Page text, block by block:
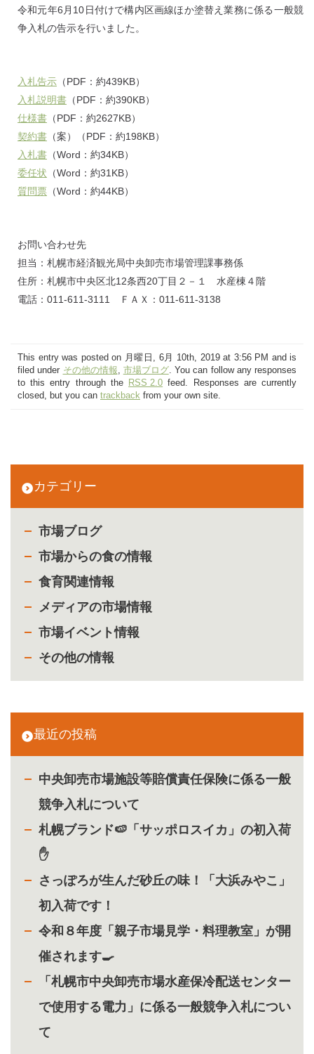
カテゴリー
市場ブログ
市場からの食の情報
食育関連情報
メディアの市場情報
市場イベント情報
その他の情報
最近の投稿
中央卸売市場施設等賠償責任保険に係る一般
競争入札について
札幌ブランド🍉「サッポロスイカ」の初入荷
✋
さっぽろが生んだ砂丘の味！「大浜みやこ」
初入荷です！
令和８年度「親子市場見学・料理教室」が開
催されます🍳
「札幌市中央卸売市場水産保冷配送センター
で使用する電力」に係る一般競争入札につい
て
令和元年6月10日付けで構内区画線ほか塗替え業務に係る一般競
争入札の告示を行いました。
入札告示 （PDF：約439KB）
入札説明書 （PDF：約390KB）
仕様書 （PDF：約2627KB）
契約書 （案）（PDF：約198KB）
入札書 （Word：約34KB）
委任状 （Word：約31KB）
質問票 （Word：約44KB）
お問い合わせ先
担当：札幌市経済観光局中央卸売市場管理課事務係
住所：札幌市中央区北12条西20丁目２－１ 水産棟４階
電話：011-611-3111 ＦＡＸ：011-611-3138
This entry was posted on 月曜日, 6月 10th, 2019 at 3:56 PM and is
filed under その他の情報, 市場ブログ. You can follow any responses
to this entry through the
RSS 2.0 feed. Responses are currently
closed, but you can trackback from your own site.